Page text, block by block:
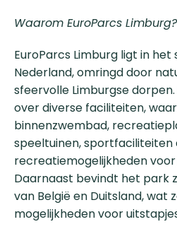
Waarom EuroParcs Limburg?
EuroParcs Limburg ligt in
Nederland, omringd door
sfeervolle Limburgse
over diverse faciliteiten,
binnenzwembad,
speeltuinen, sportfaciliteiten
recreatiemogelijkheden voor
Daarnaast bevindt het park
van België en Duitsland, wat
mogelijkheden voor